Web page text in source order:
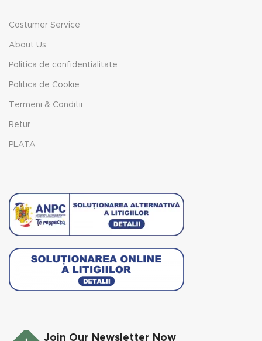
Costumer Service
About Us
Politica de confidentialitate
Politica de Cookie
Termeni & Conditii
Retur
PLATA
Join Our Newsletter Now